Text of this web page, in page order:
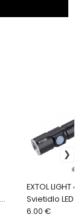
EXTOL LIGHT
Svietidlo LED
dosah 200m
6.00 €